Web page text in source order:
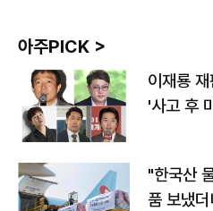
아주PICK >
이재룡
'사고 후
"한국산
품 보냈